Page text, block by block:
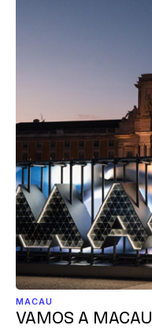
MACAU
VAMOS A MACAU